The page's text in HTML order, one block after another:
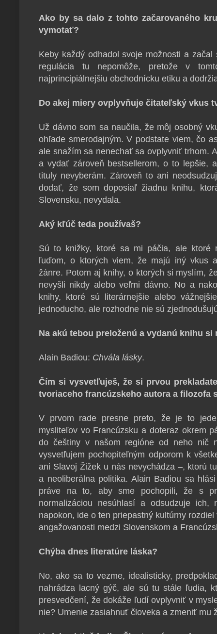
Ako by sa dalo z tohto začarovaného
vymotať?
Keby každý odhadol svoje možnosti a
regulácia tu nepomôže, pretože v
najprincipiálnejšiu obchodnícku etiku a
Do akej miery ovplyvňuje čitateľský vkus
Už dávno som sa naučila, že môj osobný
ohľade smerodajným. V podstate viem, čo
ale snažím sa nenechať sa ovplyvniť trhom.
a vydať zároveň bestsellerom, o to lepšie,
tituly nevyberám. Zároveň to ani
dodať, že som doposiaľ žiadnu knihu,
Slovensku, nevydala.
Aký kľúč teda používaš?
Sú to knižky, ktoré sa mi páčia, ale ktoré
ľuďom, o ktorých viem, že majú iný vkus
žánre. Potom aj knihy, o ktorých si myslím,
nevyšli nikdy alebo veľmi dávno. No a
knihy, ktoré sú literárnejšie alebo
jednoducho, ale rozhodne nie sú
Na akú tebou preloženú a vydanú knihu si
Alain Badiou: Chvála lásky.
Čím si vysvetľuješ, že si prvou
tvoriaceho francúzskeho autora a filozofa
V prvom rade presne preto, že je to
mysliteľov vo Francúzsku a doteraz okrem
do češtiny v našom regióne od neho nič
vysvetľujem pochopiteľným odporom k
ani Slavoj Žižek u nás nevychádza –, ktorú
a neoliberálna politika. Alain Badiou sa
práve na to, aby sme pochopili, že s
normalizáciou nesúhlasí a odsudzuje
napokon, ide o ten priepastný kultúrny
angažovanosti medzi Slovenskom a
Chýba dnes literatúre láska?
No, ako sa to vezme, idealisticky,
nahrádza lacný gýč, ale sú tu stále ľudia,
presvedčení, že dokáže ľudí ovplyvniť v
nie? Umenie zasiahnuť človeka a zmeniť mu